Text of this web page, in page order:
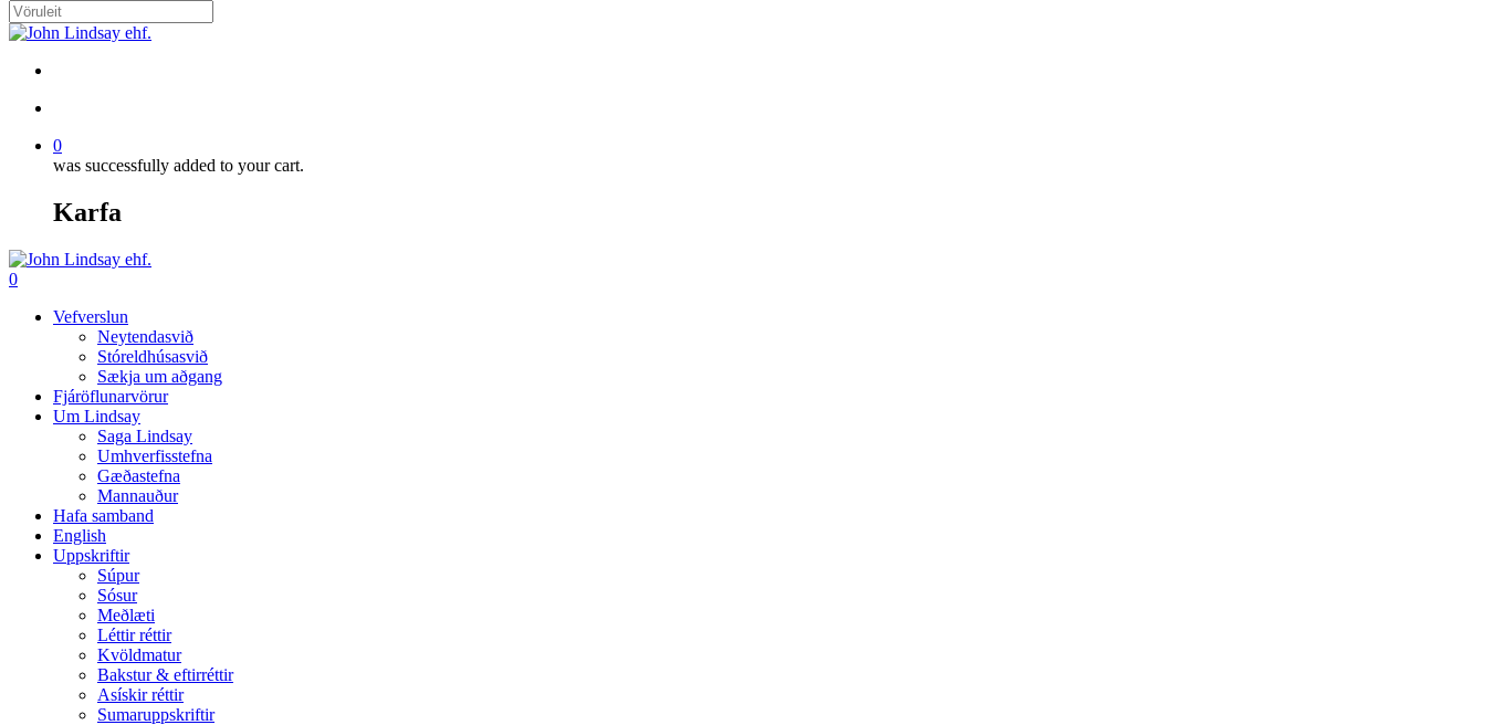
Skip
to
content
Close
0
was successfully added to your cart.
Karfa
Menu
search
account
0
Vefverslun
Neytendasvið
Stóreldhúsasvið
Sækja um aðgang
Fjáröflunarvörur
Um Lindsay
Saga Lindsay
Umhverfisstefna
Gæðastefna
Mannauður
Hafa samband
English
Uppskriftir
Súpur
Sósur
Meðlæti
Léttir réttir
Kvöldmatur
Bakstur & eftirréttir
Asískir réttir
Sumaruppskriftir